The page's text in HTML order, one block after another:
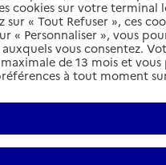
cookies sur votre terminal
« Tout Refuser », ces
« Personnaliser », vous
vous consentez.
de 13 mois et
à tout moment